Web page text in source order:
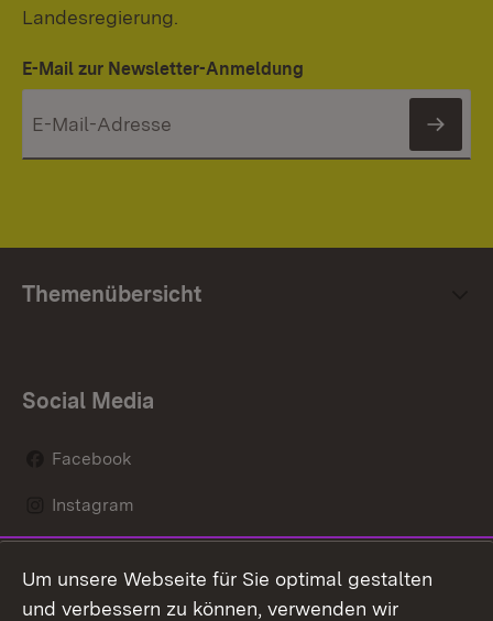
Landesregierung.
E-Mail zur Newsletter-Anmeldung
Themenübersicht
Social Media
Facebook
Instagram
Mastodon
Um unsere Webseite für Sie optimal gestalten
und verbessern zu können, verwenden wir